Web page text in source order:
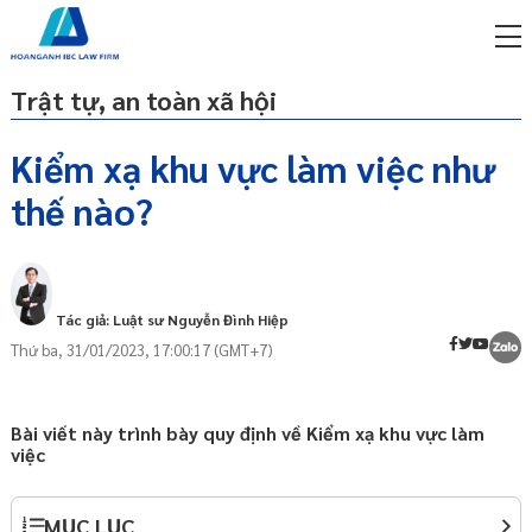
Trật tự, an toàn xã hội
Kiểm xạ khu vực làm việc như
thế nào?
Tác giả: Luật sư Nguyễn Đình Hiệp
Thứ ba, 31/01/2023, 17:00:17 (GMT+7)
Bài viết này trình bày quy định về Kiểm xạ khu vực làm
việc
MỤC LỤC
phí qua zalo
ty/doanh nghiệp
gói
phí qua zalo
ty/doanh nghiệp
gói
ty/doanh nghiệp
gói